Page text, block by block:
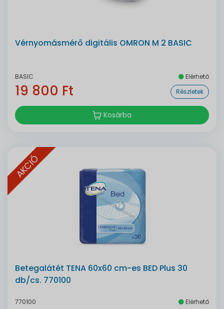
Vérnyomásmérő digitális OMRON M 2 BASIC
BASIC Elérhető
19 800 Ft Részletek
Kosárba
AKCIÓ
Betegalátét TENA 60x60 cm-es BED Plus 30
db/cs. 770100
770100 Elérhető